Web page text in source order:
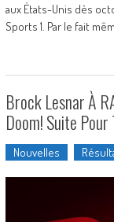
aux États-Unis dès
Sports 1. Par le fait
Brock Lesnar À
Doom! Suite
Nouvelles